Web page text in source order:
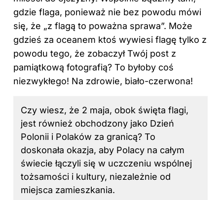
gdzie flaga, ponieważ nie bez powodu mówi
się, że „z flagą to poważna sprawa”. Może
gdzieś za oceanem ktoś wywiesi flagę tylko z
powodu tego, że zobaczył Twój post z
pamiątkową fotografią? To byłoby coś
niezwykłego! Na zdrowie, biało-czerwona!
Czy wiesz, że 2 maja, obok święta flagi,
jest również obchodzony jako Dzień
Polonii i Polaków za granicą? To
doskonała okazja, aby Polacy na całym
świecie łączyli się w uczczeniu wspólnej
tożsamości i kultury, niezależnie od
miejsca zamieszkania.